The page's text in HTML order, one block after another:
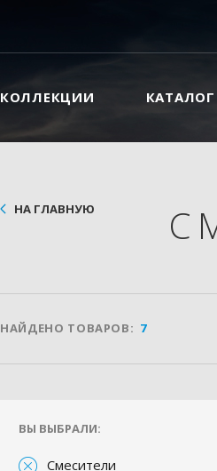
КОЛЛЕКЦИИ КАТАЛОГ
НА ГЛАВНУЮ
НАЙДЕНО ТОВАРОВ: 7
ВЫ ВЫБРАЛИ:
Смесители